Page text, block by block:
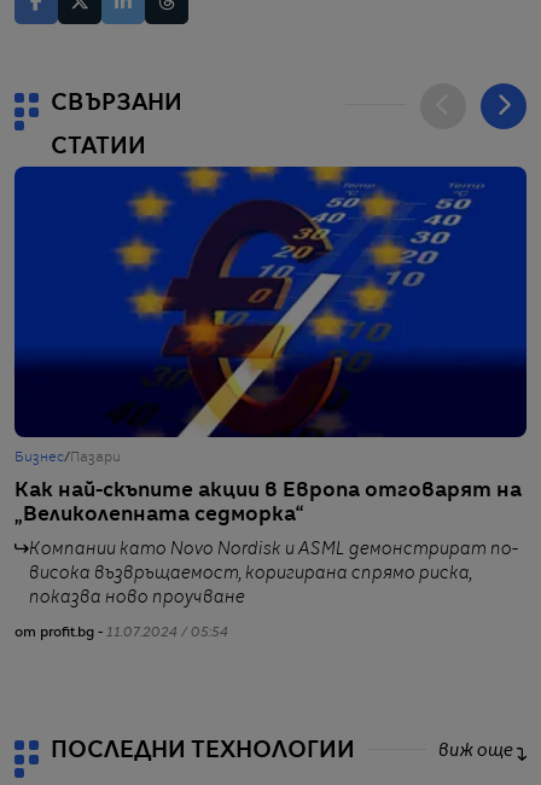
СВЪРЗАНИ
СТАТИИ
Бизнес/ Пазари
Как най-скъпите акции в Европа отговарят на
„Великолепната седморка“
Компании като Novo Nordisk и ASML демонстрират по-
висока възвръщаемост, коригирана спрямо риска,
показва ново проучване
от profit.bg - 11.07.2024 / 05:54
ПОСЛЕДНИ ТЕХНОЛОГИИ виж още